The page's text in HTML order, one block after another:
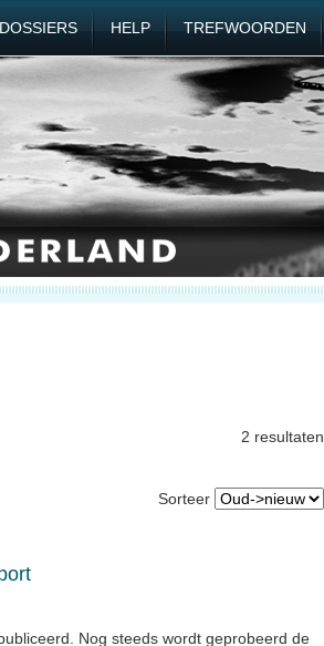
DOSSIERS HELP TREFWOORDEN
2 resultaten
Sorteer
Nog steeds wordt geprobeerd de